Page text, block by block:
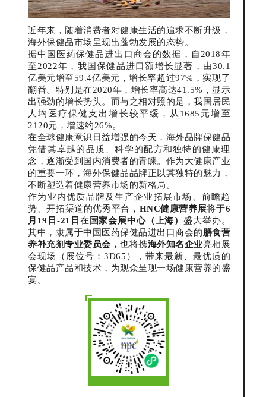
近年来，随着消费者对健康生活的追求不断升级，
海外保健品市场呈现出蓬勃发展的态势。
据中国医药保健品进出口商会的数据，自2018年
至2022年，我国保健品进口额增长显著，由30.1
亿美元增至59.4亿美元，增长率超过97%，实现了
翻番。特别是在2020年，增长率高达41.5%，显示
出强劲的增长势头。而与之相对照的是，我国居民
人均医疗保健支出增长较平缓，从1685元增至
2120元，增速约26%。
在全球健康意识日益增强的今天，海外品牌保健品
凭借其卓越的品质、科学的配方和独特的健康理
念，逐渐受到国内消费者的青睐。作为大健康产业
的重要一环，海外保健品品牌正以其独特的魅力，
不断塑造着健康营养市场的新格局。
作为业内优质品牌及生产企业拓展市场、前瞻趋
势、开拓渠道的优秀平台， HNC健康营养展将于6
月19日-21日 在 国家会展中心（上海）盛大举办。
其中，隶属于中国医药保健品进出口商会的膳食营
养补充剂专业委员会， 也将携海外知名企业亮相展
会现场（展位号：3D65），带来最新、最优质的
保健品产品和技术，为观众呈现一场健康营养的盛
宴。